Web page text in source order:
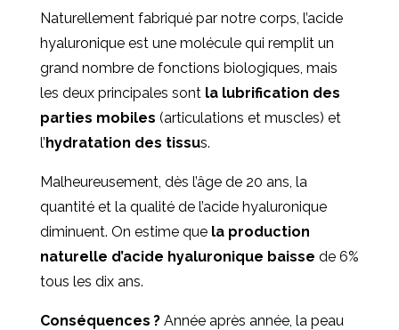
Naturellement fabriqué par notre corps, l’acide
hyaluronique est une molécule qui remplit un
grand nombre de fonctions biologiques, mais
les deux principales sont la lubrification des
parties mobiles (articulations et muscles) et
l’hydratation des tissus.
Malheureusement, dès l’âge de 20 ans, la
quantité et la qualité de l’acide hyaluronique
diminuent. On estime que la production
naturelle d’acide hyaluronique baisse de 6%
tous les dix ans.
Conséquences ?Année après année, la peau